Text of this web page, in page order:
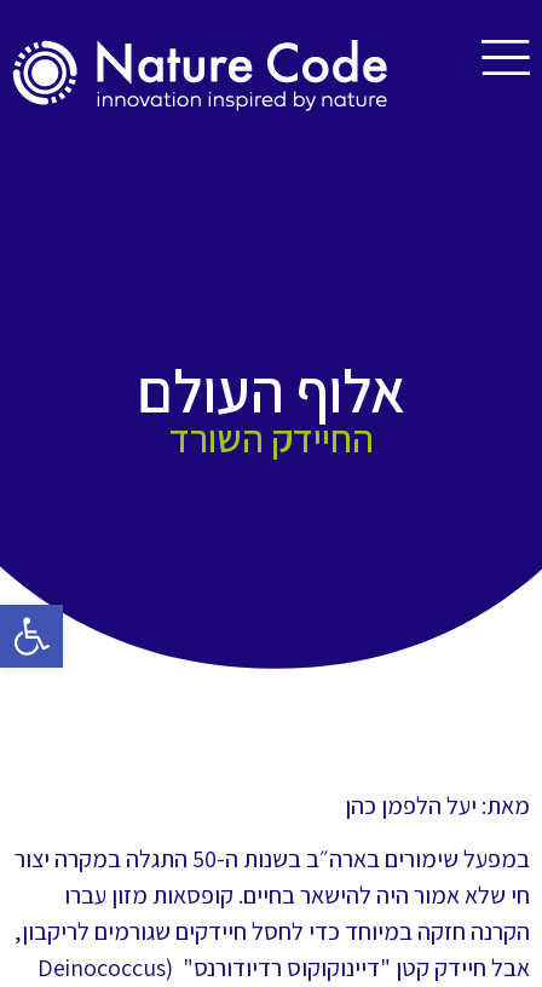
פתח
אלוף העולם
החיידק השורד
מאת: יעל הלפמן כהן
במפעל שימורים בארה״ב בשנות ה-50 התגלה במקרה יצור
חי שלא אמור היה להישאר בחיים. קופסאות מזון עברו
הקרנה חזקה במיוחד כדי לחסל חיידקים שגורמים לריקבון,
אבל חיידק קטן "דיינוקוקוס רדיודורנס" (Deinococcus